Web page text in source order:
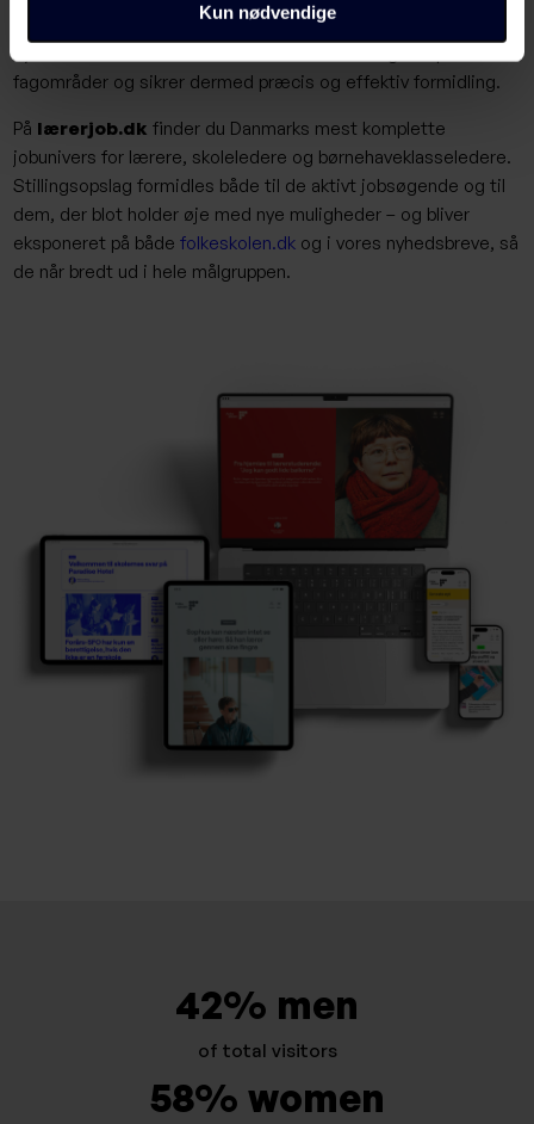
Kun nødvendige
opdateret med nyheder, faglig viden og inspiration. Vores
fagområder og sikrer dermed præcis og effektiv formidling.
På lærerjob.dk finder du Danmarks mest komplette
jobunivers for lærere, skoleledere og børnehaveklasseledere.
Stillingsopslag formidles både til de aktivt jobsøgende og til
dem, der blot holder øje med nye muligheder – og bliver
eksponeret på bådefolkeskolen.dk og i vores nyhedsbreve, så
de når bredt ud i hele målgruppen.
42% men
of total visitors
58% women